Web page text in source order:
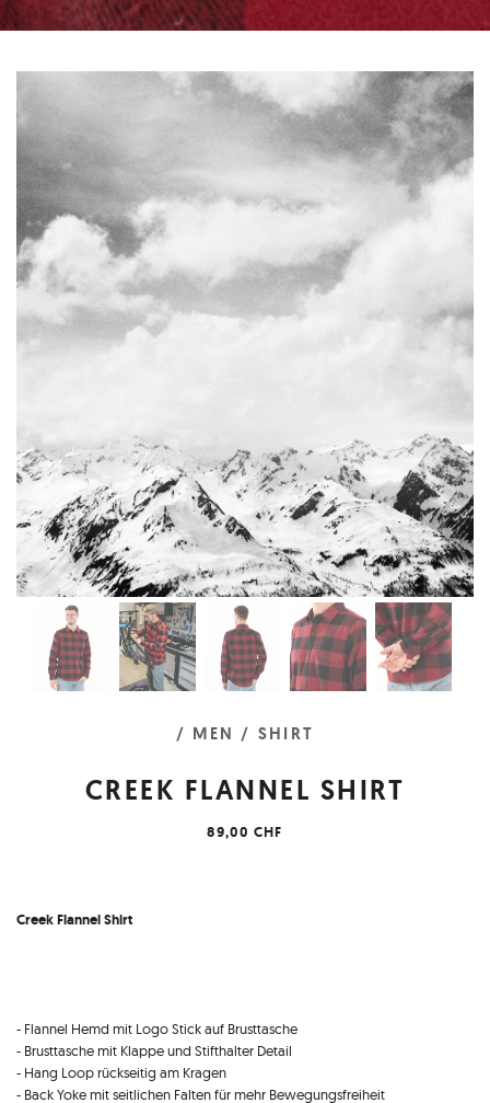
/ MEN / SHIRT
CREEK FLANNEL SHIRT
89,00 CHF
Creek Flannel Shirt
- Flannel Hemd mit Logo Stick auf Brusttasche
- Brusttasche mit Klappe und Stifthalter Detail
- Hang Loop rückseitig am Kragen
- Back Yoke mit seitlichen Falten für mehr Bewegungsfreiheit